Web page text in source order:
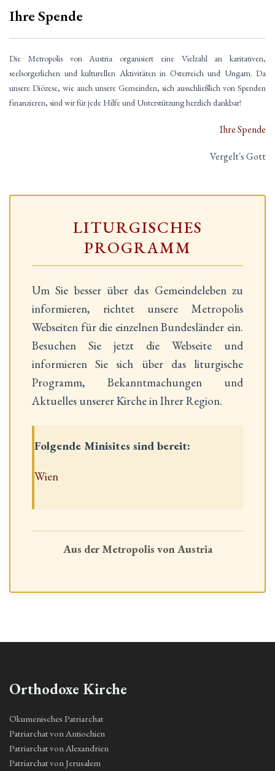
Ihre Spende
Die Metropolis von Austria organisiert eine Vielzahl an karitativen,
seelsorgerlichen und kulturellen Aktivitäten in Österreich und Ungarn. Da
unsere Diözese, wie auch unsere Gemeinden, sich ausschließlich von Spenden
finanzieren, sind wir für jede Hilfe und Unterstützung herzlich dankbar!
Ihre Spende
Vergelt´s Gott
LITURGISCHES
PROGRAMM
Um Sie besser über das Gemeindeleben zu
informieren, richtet unsere Metropolis
Webseiten für die einzelnen Bundesländer ein.
Besuchen Sie jetzt die Webseite und
informieren Sie sich über das liturgische
Programm, Bekanntmachungen und
Aktuelles unserer Kirche in Ihrer Region.
Folgende Minisites sind bereit:
Wien
Aus der Metropolis von Austria
Orthodoxe Kirche
Ökumenisches Patriarchat
Patriarchat von Antiochien
Patriarchat von Alexandrien
Patriarchat von Jerusalem